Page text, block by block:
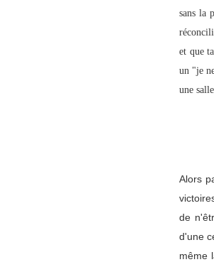
sans la
et que
un "je
une
Alors
de
d'une
même